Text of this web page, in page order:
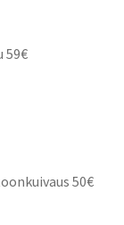
59€
50€